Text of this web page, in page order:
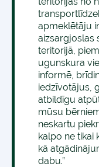
apmeklētāju
aizsargjoslas
teritorijā,
ugunskura
informē,
iedzīvotājus,
atbildīgu
mūsu
neskartu
kalpo ne tikai
kā
dabu.”